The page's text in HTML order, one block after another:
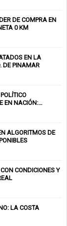
DE COMPRA EN
0 KM
EN LA
DE PINAMAR
EN NACIÓN:
ALGORITMOS DE
CONDICIONES Y
LA COSTA